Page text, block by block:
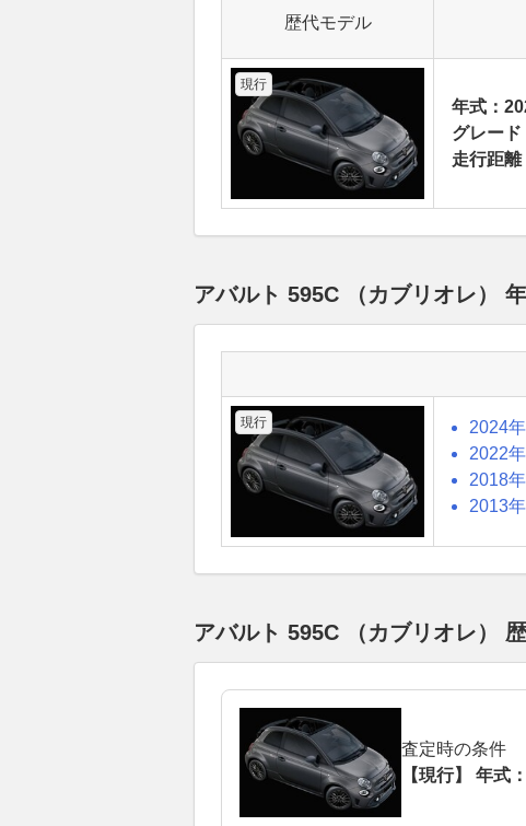
歴代モデル
現行
年式：
グレード
走行距
アバルト 595C （カブリオレ）
現行 2024
2022
2018
2013
アバルト 595C （カブリオレ）
査定時の条件
【現行】 年式